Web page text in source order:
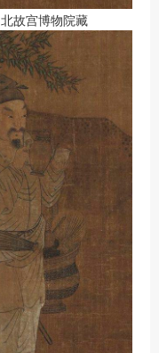
故宫博物院藏